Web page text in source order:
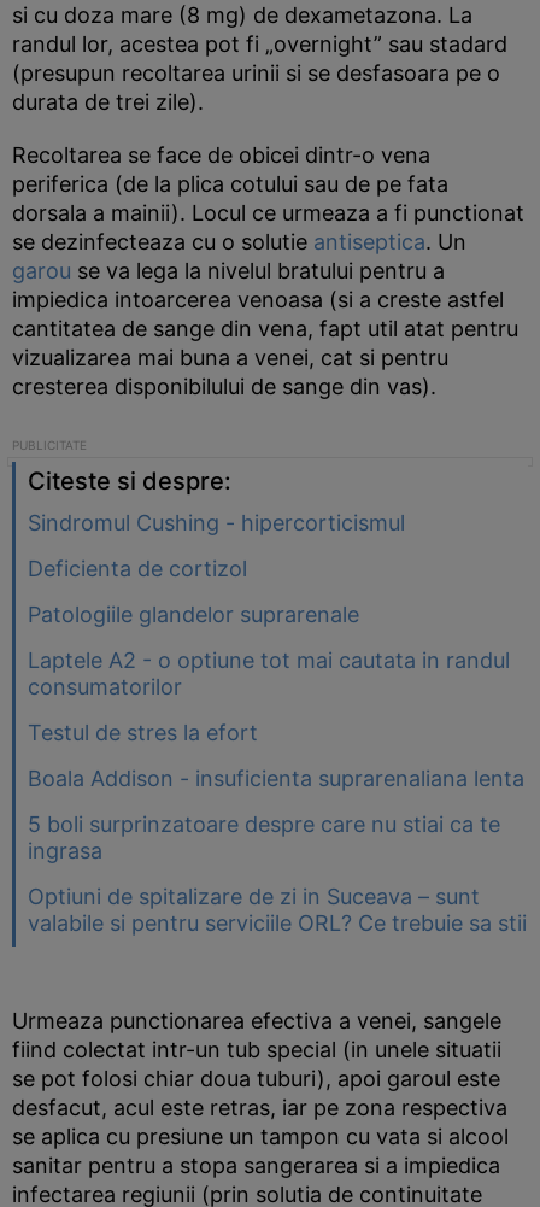
si cu doza mare (8 mg) de dexametazona. La
randul lor, acestea pot fi „overnight” sau stadard
(presupun recoltarea urinii si se desfasoara pe o
durata de trei zile).
Recoltarea se face de obicei dintr-o vena
periferica (de la plica cotului sau de pe fata
dorsala a mainii). Locul ce urmeaza a fi punctionat
se dezinfecteaza cu o solutie antiseptica. Un
garou se va lega la nivelul bratului pentru a
impiedica intoarcerea venoasa (si a creste astfel
cantitatea de sange din vena, fapt util atat pentru
vizualizarea mai buna a venei, cat si pentru
cresterea disponibilului de sange din vas).
Citeste si despre:
Sindromul Cushing - hipercorticismul
Deficienta de cortizol
Patologiile glandelor suprarenale
Laptele A2 - o optiune tot mai cautata in randul
consumatorilor
Testul de stres la efort
Boala Addison - insuficienta suprarenaliana lenta
5 boli surprinzatoare despre care nu stiai ca te
ingrasa
Optiuni de spitalizare de zi in Suceava – sunt
valabile si pentru serviciile ORL? Ce trebuie sa stii
Urmeaza punctionarea efectiva a venei, sangele
fiind colectat intr-un tub special (in unele situatii
se pot folosi chiar doua tuburi), apoi garoul este
desfacut, acul este retras, iar pe zona respectiva
se aplica cu presiune un tampon cu vata si alcool
sanitar pentru a stopa sangerarea si a impiedica
infectarea regiunii (prin solutia de continuitate